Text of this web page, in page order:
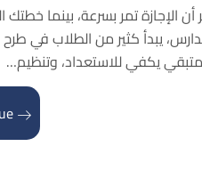
الإجازة تمر بسرعة، بينما
يكفي للاستعداد، وتنظيم…